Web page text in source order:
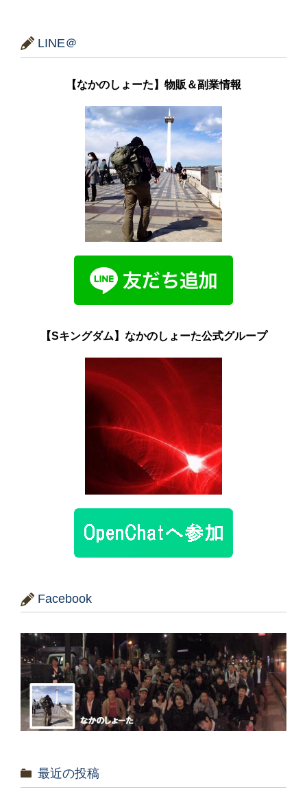
LINE＠
【なかのしょーた】物販＆副業情報
【Sキングダム】なかのしょーた公式グループ
Facebook
最近の投稿